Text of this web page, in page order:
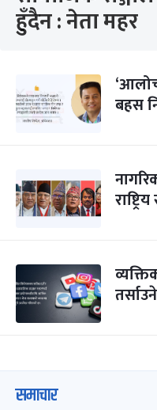
हुँदैन : नेता महर
बहस
समाचार